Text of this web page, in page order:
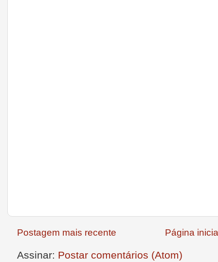
Postagem mais recente Página
Assinar: Postar comentários (Atom)